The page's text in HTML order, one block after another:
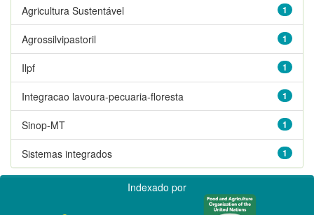
1
Agricultura Sustentável
1
Agrossilvipastoril
1
Ilpf
1
Integracao lavoura-pecuaria-floresta
1
Sinop-MT
1
Sistemas integrados
Indexado por